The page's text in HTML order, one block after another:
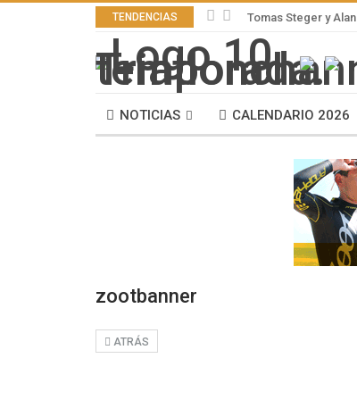
TENDENCIAS Tomas Steger y
NOTICIAS CALENDARIO 2026
zootbanner
ATRÁS